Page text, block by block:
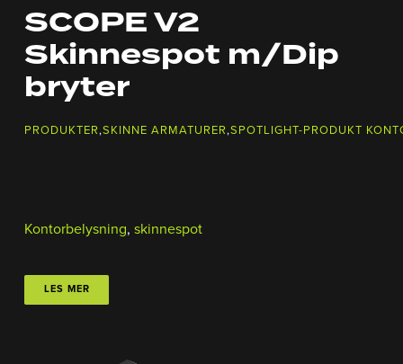
SCOPE V2
Skinnespot m/Dip
bryter
PRODUKTER,SKINNE ARMATURER,SPOTLIGHT-PRODUKT
Kontorbelysning, skinnespot
LES MER